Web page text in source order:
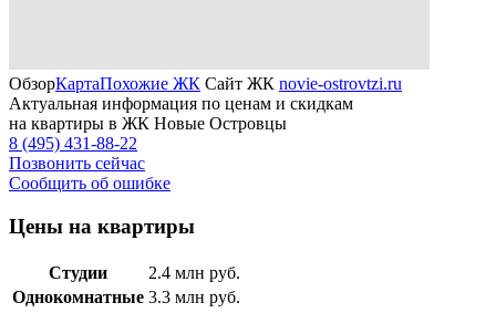
ОбзорКартаПохожие ЖК Сайт ЖК novie-ostrovtzi.ru
Актуальная информация по ценам и скидкам
на квартиры в ЖК Новые Островцы
8 (495) 431-88-22
Позвонить сейчас
Сообщить об ошибке
Цены на квартиры
Студии 2.4 млн руб.
Однокомнатные 3.3 млн руб.